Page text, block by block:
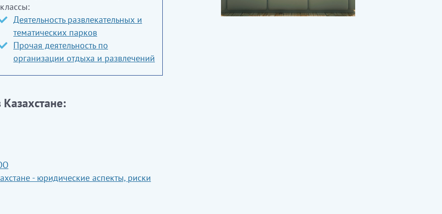
классы:
Деятельность развлекательных и
тематических парков
Прочая деятельность по
организации отдыха и развлечений
- юридические аспекты, риски